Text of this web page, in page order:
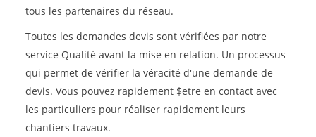
tous les partenaires du réseau.
Toutes les demandes devis sont vérifiées par notre
service Qualité avant la mise en relation. Un processus
qui permet de vérifier la véracité d'une demande de
devis. Vous pouvez rapidement $etre en contact avec
les particuliers pour réaliser rapidement leurs
chantiers travaux.